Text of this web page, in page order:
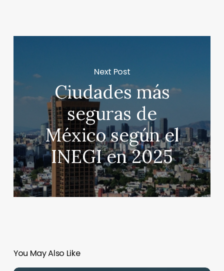
Next Post
Ciudades más
seguras de
México según el
INEGI en 2025
You May Also Like